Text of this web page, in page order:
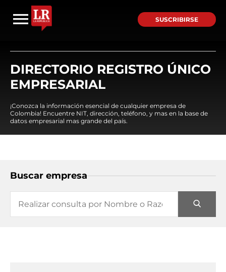
SUSCRIBIRSE
DIRECTORIO REGISTRO ÚNICO
EMPRESARIAL
¡Conozca la información esencial de cualquier empresa de
Colombia! Encuentre NIT, dirección, teléfono, y mas en la base de
datos empresarial mas grande del país.
Buscar empresa